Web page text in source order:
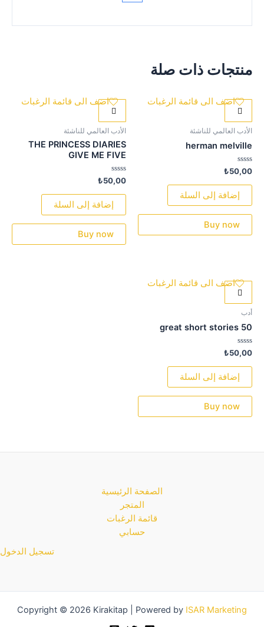
منتجات ذات صلة
اضف الى قائمة الرغبات
الأدب العالمي للناشئة
herman melville
تم
التقييم
0
₺50,00
إضافة إلى السلة
Buy now
اضف الى قائمة الرغبات
الأدب العالمي للناشئة
THE PRINCESS DIARIES
GIVE ME FIVE
تم
التقييم
0
₺50,00
إضافة إلى السلة
Buy now
اضف الى قائمة الرغبات
أدب
great short stories 50
تم
التقييم
0
₺50,00
إضافة إلى السلة
Buy now
الصفحة الرئيسية
المتجر
قائمة الرغبات
حسابي
تسجيل الدخول
Copyright © 2026 Kirakitap | Powered by ISAR Marketing